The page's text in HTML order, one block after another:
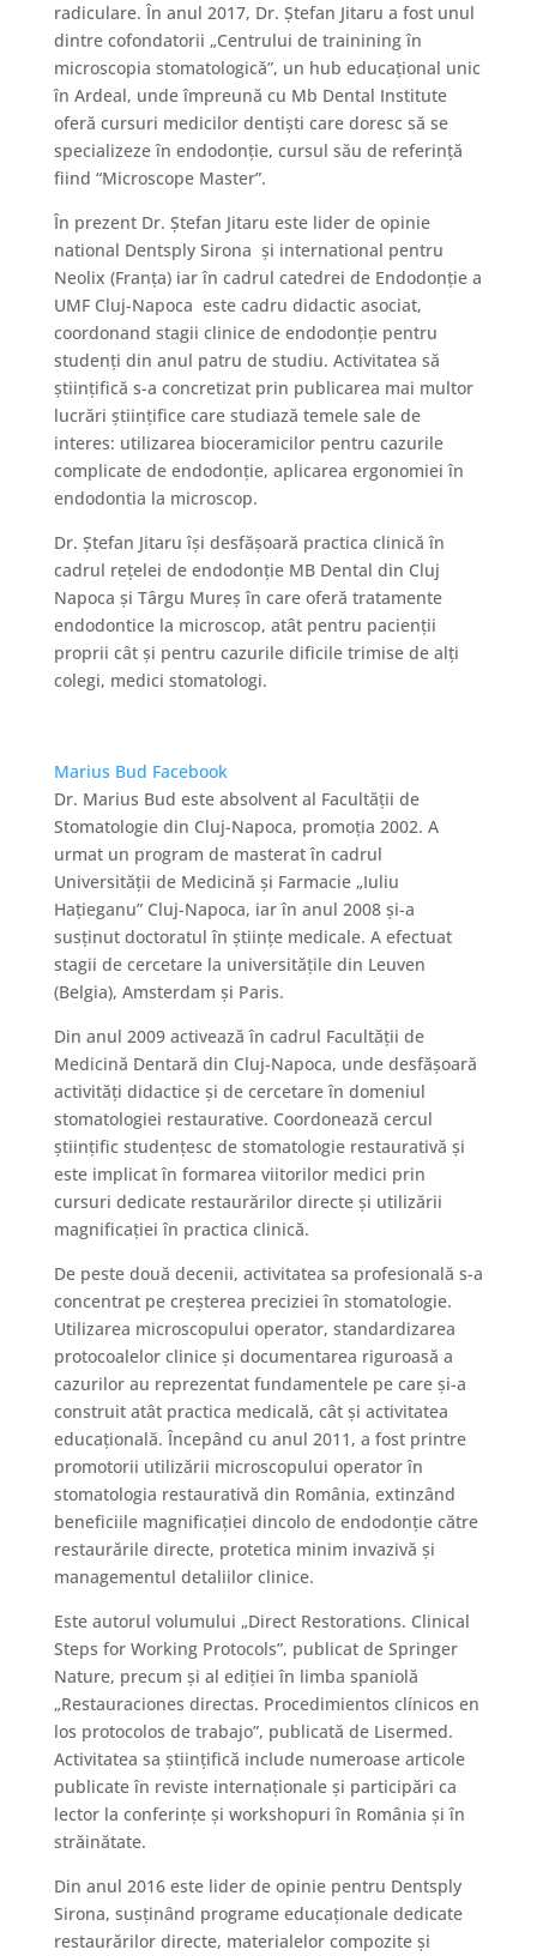
radiculare. În anul 2017, Dr. Ștefan Jitaru a fost unul
dintre cofondatorii „Centrului de trainining în
microscopia stomatologică”, un hub educațional unic
în Ardeal, unde împreună cu Mb Dental Institute
oferă cursuri medicilor dentiști care doresc să se
specializeze în endodonție, cursul său de referință
fiind “Microscope Master”.
În prezent Dr. Ștefan Jitaru este lider de opinie
national Dentsply Sirona și international pentru
Neolix (Franța) iar în cadrul catedrei de Endodonţie a
UMF Cluj-Napoca este cadru didactic asociat,
coordonand stagii clinice de endodonție pentru
studenți din anul patru de studiu. Activitatea să
științifică s-a concretizat prin publicarea mai multor
lucrări științifice care studiază temele sale de
interes: utilizarea bioceramicilor pentru cazurile
complicate de endodonție, aplicarea ergonomiei în
endodontia la microscop.
Dr. Ştefan Jitaru își desfășoară practica clinică în
cadrul rețelei de endodonție MB Dental din Cluj
Napoca și Târgu Mureș în care oferă tratamente
endodontice la microscop, atât pentru pacienţii
proprii cât şi pentru cazurile dificile trimise de alţi
colegi, medici stomatologi.
Marius Bud Facebook
Dr. Marius Bud este absolvent al Facultății de
Stomatologie din Cluj-Napoca, promoția 2002. A
urmat un program de masterat în cadrul
Universității de Medicină și Farmacie „Iuliu
Hațieganu” Cluj-Napoca, iar în anul 2008 și-a
susținut doctoratul în științe medicale. A efectuat
stagii de cercetare la universitățile din Leuven
(Belgia), Amsterdam și Paris.
Din anul 2009 activează în cadrul Facultății de
Medicină Dentară din Cluj-Napoca, unde desfășoară
activități didactice și de cercetare în domeniul
stomatologiei restaurative. Coordonează cercul
științific studențesc de stomatologie restaurativă și
este implicat în formarea viitorilor medici prin
cursuri dedicate restaurărilor directe și utilizării
magnificației în practica clinică.
De peste două decenii, activitatea sa profesională s-a
concentrat pe creșterea preciziei în stomatologie.
Utilizarea microscopului operator, standardizarea
protocoalelor clinice și documentarea riguroasă a
cazurilor au reprezentat fundamentele pe care și-a
construit atât practica medicală, cât și activitatea
educațională. Începând cu anul 2011, a fost printre
promotorii utilizării microscopului operator în
stomatologia restaurativă din România, extinzând
beneficiile magnificației dincolo de endodonție către
restaurările directe, protetica minim invazivă și
managementul detaliilor clinice.
Este autorul volumului „Direct Restorations. Clinical
Steps for Working Protocols”, publicat de Springer
Nature, precum și al ediției în limba spaniolă
„Restauraciones directas. Procedimientos clínicos en
los protocolos de trabajo”, publicată de Lisermed.
Activitatea sa științifică include numeroase articole
publicate în reviste internaționale și participări ca
lector la conferințe și workshopuri în România și în
străinătate.
Din anul 2016 este lider de opinie pentru Dentsply
Sirona, susținând programe educaționale dedicate
restaurărilor directe, materialelor compozite și